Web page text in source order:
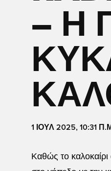
– Η
1 ΙΟΥΛ 2025, 10:31
Καθώς το